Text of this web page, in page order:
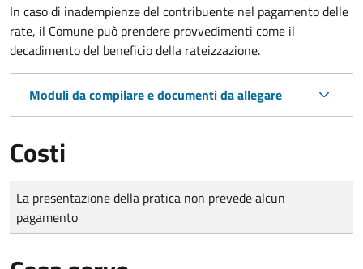
In caso di inadempienze del contribuente nel pagamento delle
rate, il Comune può prendere provvedimenti come il
decadimentodel beneficio della rateizzazione.
Moduli da compilare e documenti da allegare
Costi
Tipo di pagamento
Importo
La presentazione della pratica non prevede alcun
pagamento